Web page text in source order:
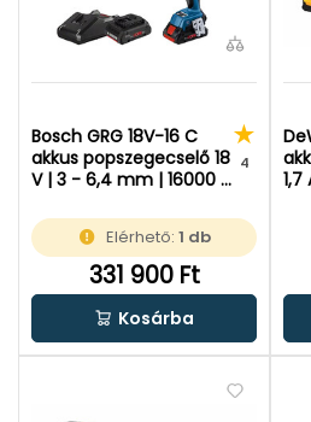
Bosch GRG 18V-16 C
akkus popszegecselő 18
V | 3 - 6,4 mm | 16000 N
4 Ah akku + töltő | L-
Boxx-ban
4
Elérhető: 1 db
331 900 Ft
Kosárba
1,7